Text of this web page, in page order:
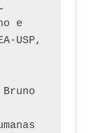
e
USP,